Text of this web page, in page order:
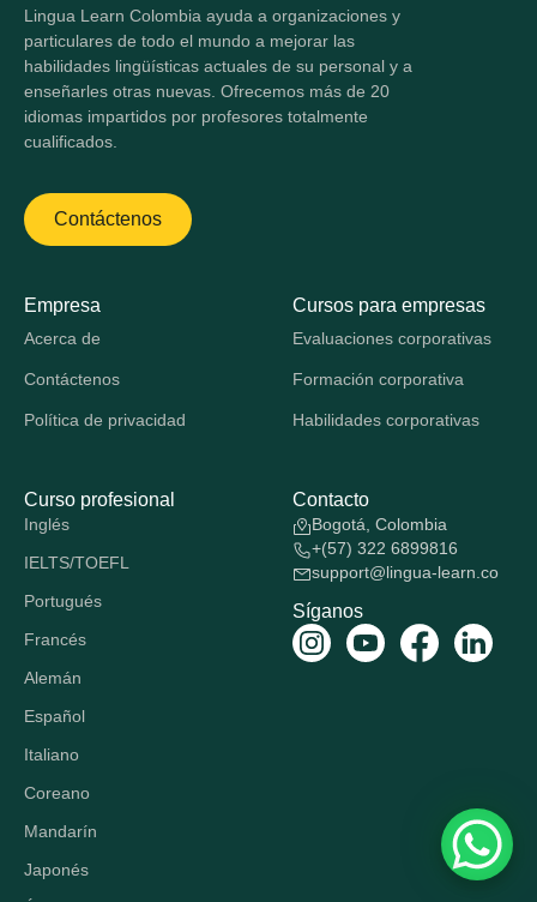
Lingua Learn Colombia ayuda a organizaciones y
particulares de todo el mundo a mejorar las
habilidades lingüísticas actuales de su personal y a
enseñarles otras nuevas. Ofrecemos más de 20
idiomas impartidos por profesores totalmente
cualificados.
Contáctenos
Empresa
Acerca de
Contáctenos
Política de privacidad
Cursos para empresas
Evaluaciones corporativas
Formación corporativa
Habilidades corporativas
Curso profesional
Inglés
IELTS/TOEFL
Portugués
Francés
Alemán
Español
Italiano
Coreano
Mandarín
Japonés
Contacto
Bogotá, Colombia
+(57) 322 6899816
support@lingua-learn.co
Síganos